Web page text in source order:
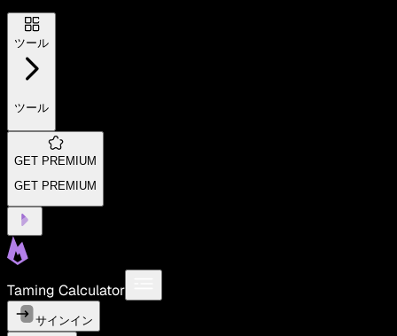
ツール
ツール
GET PREMIUM
GET PREMIUM
Taming Calculator
サインイン